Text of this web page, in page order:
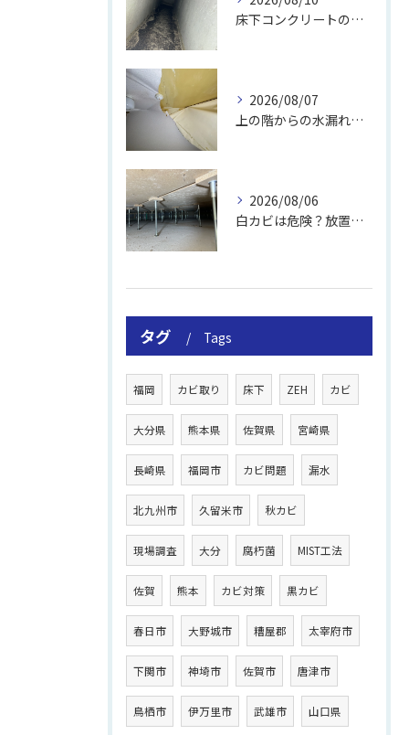
床下コンクリートの除カビ｜施工事例と流れ
2026/08/07
上の階からの水漏れでカビ｜対処法と業者
2026/08/06
白カビは危険？放置のリスクと取り方
タグ Tags
福岡 カビ取り 床下 ZEH カビ
大分県 熊本県 佐賀県 宮崎県
長崎県 福岡市 カビ問題 漏水
北九州市 久留米市 秋カビ
現場調査 大分 腐朽菌 MIST工法
佐賀 熊本 カビ対策 黒カビ
春日市 大野城市 糟屋郡 太宰府市
下関市 神埼市 佐賀市 唐津市
鳥栖市 伊万里市 武雄市 山口県